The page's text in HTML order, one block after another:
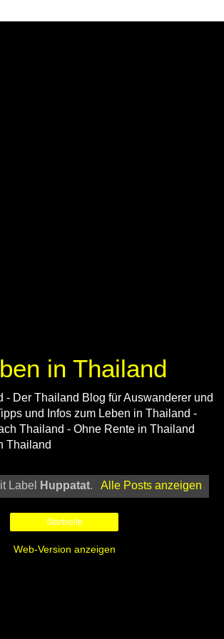
in Thailand
- Der Thailand Blog für Auswanderer und
und Infos zum Leben in Thailand -
Thailand - Ohne Rente in Thailand
Thailand
Label Huppatat. Alle Posts anzeigen
Startseite
Web-Version anzeigen